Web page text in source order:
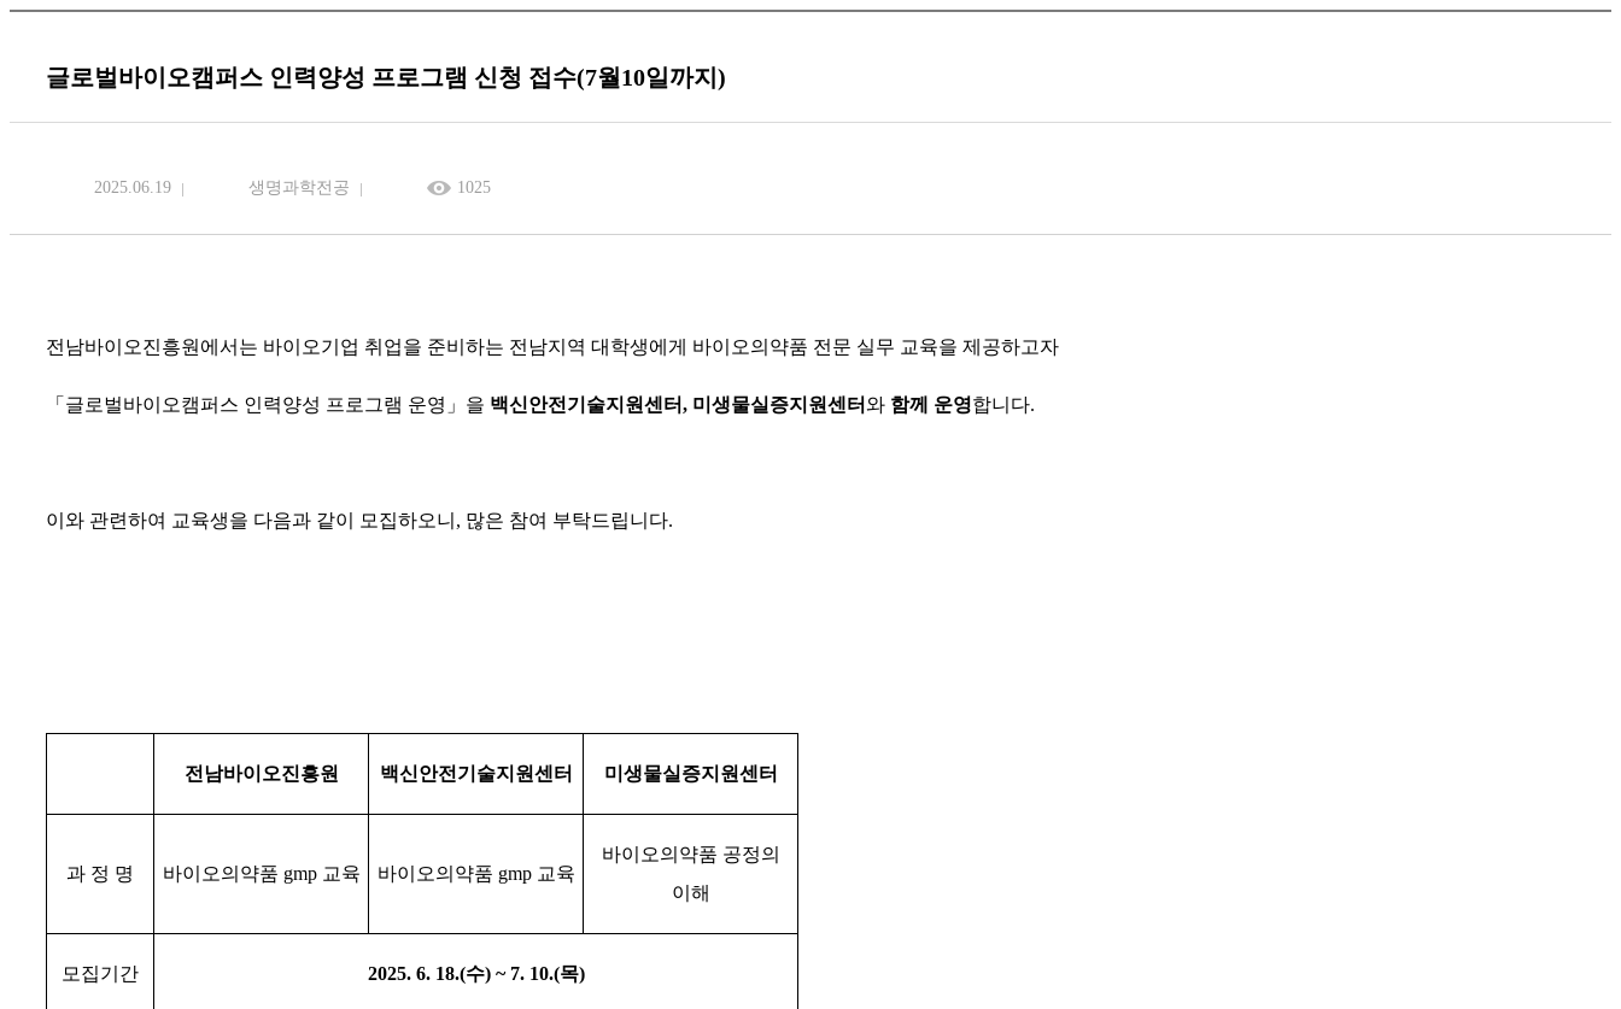
글로벌바이오캠퍼스 인력양성 프로그램 신청 접수(7월10일까지)
2025.06.19 생명과학전공 1025
전남바이오진흥원에서는 바이오기업 취업을 준비하는 전남지역 대학생에게 바이오의약품 전문 실무 교육을 제공하고자
「 글로벌바이오캠퍼스 인력양성 프로그램 운영 」 을 백신안전기술지원센터, 미생물실증지원센터와 함께 운영합니다.
이와 관련하여 교육생을 다음과 같이 모집하오니 , 많은 참여 부탁드립니다.
전남바이오진흥원 백신안전기술지원센터 미생물실증지원센터
과 정 명 바이오의약품 gmp 교육 바이오의약품 gmp 교육
바이오의약품 공정의
이해
모집기간 2025. 6. 18.(수) ~ 7. 10.(목)